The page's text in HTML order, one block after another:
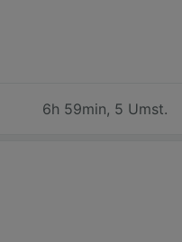
6h 59min, 5 Umst.